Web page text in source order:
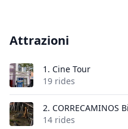
Attrazioni
1. Cine Tour
19 rides
2. CORRECAMINOS
14 rides